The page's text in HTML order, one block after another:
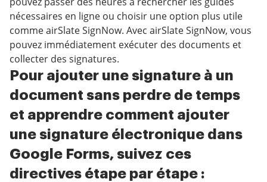
nécessaires en ligne ou choisir une option plus utile
comme airSlate SignNow. Avec airSlate SignNow, vous
pouvez immédiatement exécuter des documents et
collecter des signatures.
Pour ajouter une signature à un
document sans perdre de temps
et apprendre comment ajouter
une signature électronique dans
Google Forms, suivez ces
directives étape par étape :